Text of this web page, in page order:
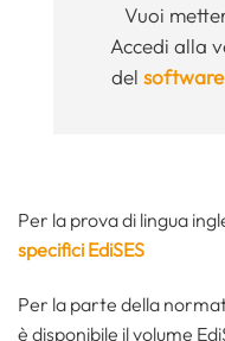
Vuoi
Accedi alla
del software
Per la prova di lingua
specifici EdiSES
Per la parte della
è disponibile il volume